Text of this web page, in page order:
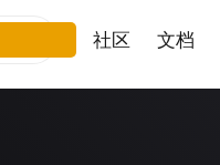
社区 文档